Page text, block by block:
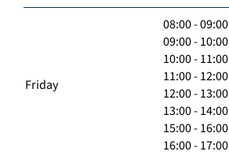
Friday
08:00 - 09:00
09:00 - 10:00
10:00 - 11:00
11:00 - 12:00
12:00 - 13:00
13:00 - 14:00
15:00 - 16:00
16:00 - 17:00